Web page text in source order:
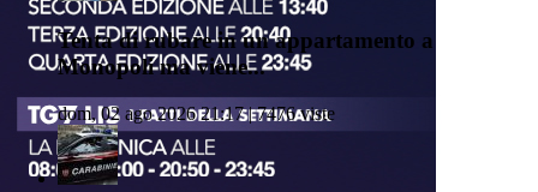
Tenta di rubare in un appartamento a
Monopoli ma viene...
dom, 02 ago 2026 21:17 | 7476 viste